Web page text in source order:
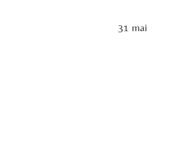
31 mai